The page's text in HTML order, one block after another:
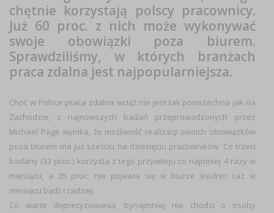
chętnie korzystają polscy pracownicy.
Już 60 proc. z nich może wykonywać
swoje obowiązki poza biurem.
Sprawdziliśmy, w których branżach
praca zdalna jest najpopularniejsza.
Choć w Polsce praca zdalna wciąż nie jest tak powszechna jak na
Zachodzie, z najnowszych badań przeprowadzonych przez
Michael Page wynika, że możliwość realizacji swoich obowiązków
poza biurem ma już sześciu na dziesięciu pracowników. Co trzeci
badany (33 proc.) korzysta z tego przywileju co najmniej 4 razy w
miesiącu, a 35 proc. nie pojawia się w biurze średnio raz w
miesiącu bądź rzadziej.
Co warte doprecyzowania, bynajmniej nie chodzi o osoby